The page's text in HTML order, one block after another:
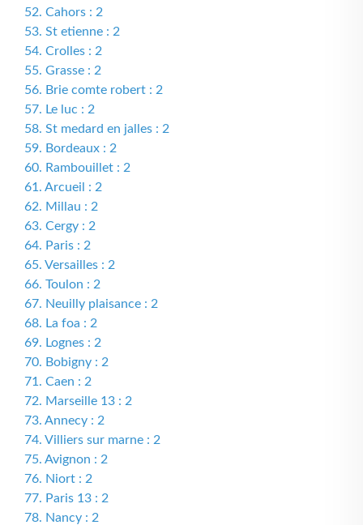
52. Cahors : 2
53. St etienne : 2
54. Crolles : 2
55. Grasse : 2
56. Brie comte robert : 2
57. Le luc : 2
58. St medard en jalles : 2
59. Bordeaux : 2
60. Rambouillet : 2
61. Arcueil : 2
62. Millau : 2
63. Cergy : 2
64. Paris : 2
65. Versailles : 2
66. Toulon : 2
67. Neuilly plaisance : 2
68. La foa : 2
69. Lognes : 2
70. Bobigny : 2
71. Caen : 2
72. Marseille 13 : 2
73. Annecy : 2
74. Villiers sur marne : 2
75. Avignon : 2
76. Niort : 2
77. Paris 13 : 2
78. Nancy : 2